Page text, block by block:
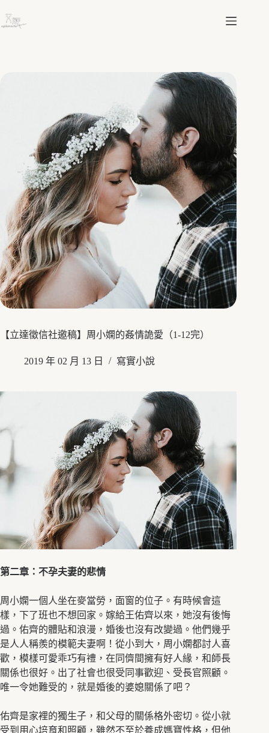
至
【立達徵信社邀稿】周小嫻的姦情詭愛（1-12完）
2019 年 02 月 13 日 寫實小說
第二章：不孕夫妻的悲情
周小嫻一個人坐在麥當勞，面窗的位子。有時候會這
樣，下了班也不想回家。嫁給王佑齊以來，她沒有後悔
過。佑齊的體貼和浪漫，婚後也沒有改變過。他們幾乎
是人人稱羨的模範夫妻啊！從小到大，周小嫻都討人喜
歡，模樣可愛乖巧有禮，在同儕間擁有好人緣，和師長
關係也很好。出了社會也很受同事歡迎、受長官照顧。
唯一令她難受的，就是婚後的婆媳關係了吧？
佑齊是家裡的獨生子，和父母的關係格外密切。從小就
受到用心培育和照顧，雖然不至於養成媽寶性格，但他